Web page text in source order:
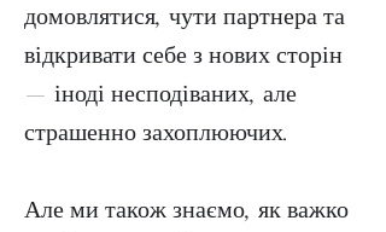
домовлятися, чути партнера та
відкривати себе з нових сторін
— іноді несподіваних, але
страшенно захоплюючих.
Але ми також знаємо, як важко